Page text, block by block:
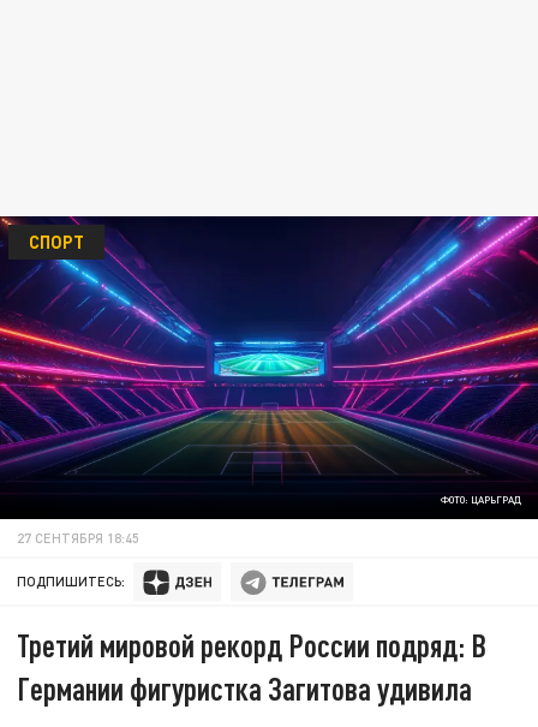
ФОТО: ЦАРЬГРАД
СПОРТ
27 СЕНТЯБРЯ 18:45
ПОДПИШИТЕСЬ:
Третий мировой рекорд России подряд: В
Германии фигуристка Загитова удивила